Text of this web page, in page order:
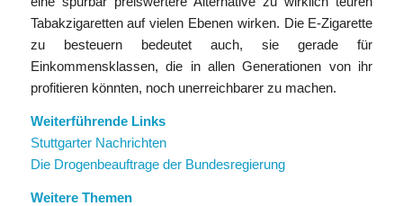
Tabakzigaretten auf vielen Ebenen wirken. Die E-Zigarette
zu besteuern bedeutet auch, sie gerade für
Einkommensklassen, die in allen Generationen von ihr
profitieren könnten, noch unerreichbarer zu machen.
Weiterführende Links
Stuttgarter Nachrichten
Die Drogenbeauftrage der Bundesregierung
Weitere Themen